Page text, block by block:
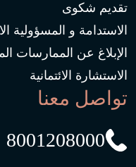
تقديم شكوى
الاستدامة و المسؤولية
الإبلاغ عن الممارسات
الاستشارة الائتمانية
تواصل معنا
8001208000